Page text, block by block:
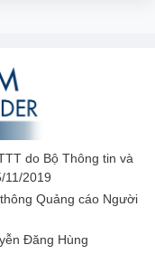
do Bộ Thông tin và
11/2019
Quảng cáo Người
Đăng Hùng